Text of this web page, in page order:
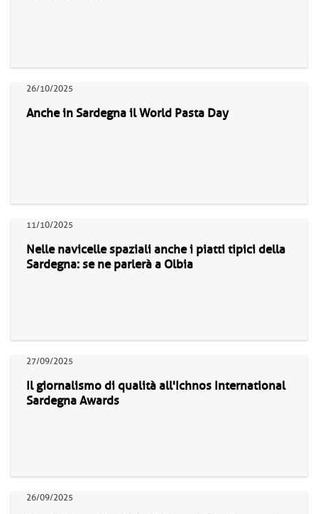
26/10/2025
Anche in Sardegna il World Pasta Day
11/10/2025
Nelle navicelle spaziali anche i piatti tipici della
Sardegna: se ne parlerà a Olbia
27/09/2025
Il giornalismo di qualità all'Ichnos International
Sardegna Awards
26/09/2025